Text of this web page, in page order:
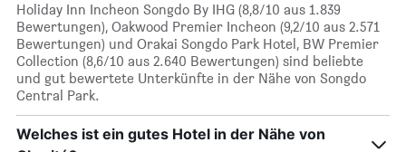
Holiday Inn Incheon Songdo By IHG (8,8/10 aus 1.839
Bewertungen), Oakwood Premier Incheon (9,2/10 aus 2.571
Bewertungen) und Orakai Songdo Park Hotel, BW Premier
Collection (8,6/10 aus 2.640 Bewertungen) sind beliebte
und gut bewertete Unterkünfte in der Nähe von Songdo
Central Park.
Welches ist ein gutes Hotel in der Nähe von